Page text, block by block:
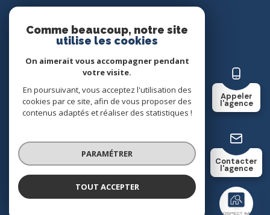
PROSPECT IMMO
Appeler
l'agence
Contacter
l'agence
nos honoraires
nos partenaires
mentions légales
admin
Comme beaucoup, notre site
utilise les cookies
On aimerait vous accompagner pendant
votre visite.
En poursuivant, vous acceptez l'utilisation des
cookies par ce site, afin de vous proposer des
contenus adaptés et réaliser des statistiques !
PARAMÉTRER
TOUT ACCEPTER